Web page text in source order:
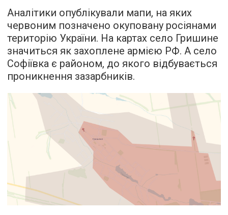
Аналітики опублікували мапи, на яких
червоним позначено окуповану росіянами
територію України. На картах село Гришине
значиться як захоплене армією РФ. А село
Софіївка є районом, до якого відбувається
проникнення зазарбників.